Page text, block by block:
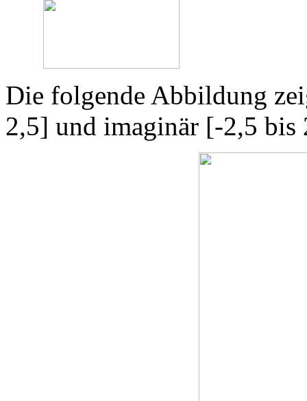
Die folgende Abbildung
2,5] und imaginär [-2,5 bis